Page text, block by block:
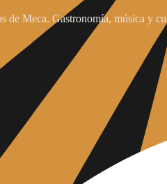
de Meca. Gastronomía, música y